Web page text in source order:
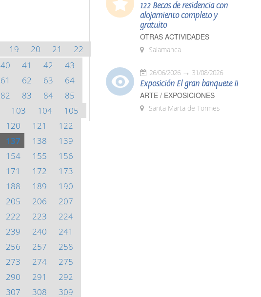
19 20 21
22
40 41 42
43
61 62 63
64
82 83 84
85
103 104
105
120 121
122
137 138
139
154 155
156
171 172
173
188 189
190
205 206
207
222 223
224
239 240
241
256 257
258
273 274
275
290 291
292
307 308 309
122 Becas de residencia con
alojamiento completo y
gratuito
OTRAS ACTIVIDADES
Salamanca
26/06/2026 31/08/2026
Exposición El gran banquete II
ARTE / EXPOSICIONES
Santa Marta de Tormes